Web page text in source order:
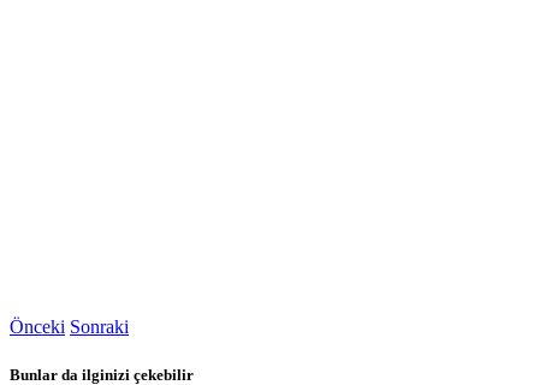
Önceki Sonraki
Bunlar da ilginizi çekebilir